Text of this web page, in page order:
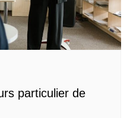
particulier de